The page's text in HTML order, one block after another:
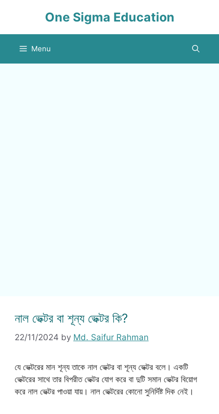
One Sigma Education
Menu
নাল ভেক্টর বা শূন্য ভেক্টর কি?
22/11/2024 by Md. Saifur Rahman
যে ভেক্টরের মান শূন্য তাকে নাল ভেক্টর বা শূন্য ভেক্টর বলে। একটি
ভেক্টরের সাথে তার বিপরীত ভেক্টর যোগ করে বা দুটি সমান ভেক্টর বিয়োগ
করে নাল ভেক্টর পাওয়া যায়। নাল ভেক্টরের কোনো সুনির্দিষ্ট দিক নেই।